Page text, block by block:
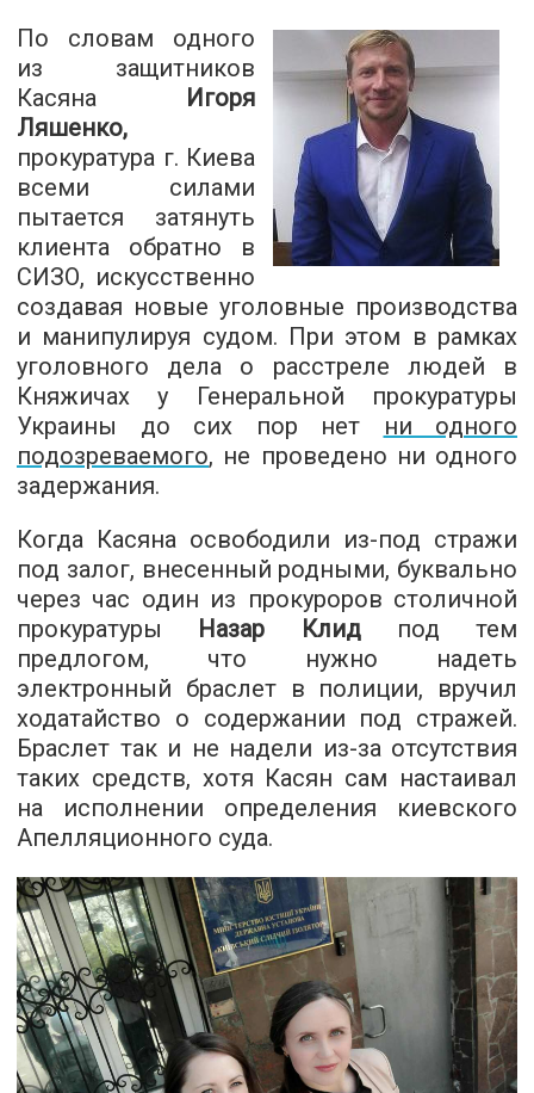
По словам одного
из защитников
Касяна Игоря
Ляшенко,
прокуратура г. Киева
всеми силами
пытается затянуть
клиента обратно в
СИЗО, искусственно
создавая новые уголовные производства
и манипулируя судом. При этом в рамках
уголовного дела о расстреле людей в
Княжичах у Генеральной прокуратуры
Украины до сих пор нет
ни одного
подозреваемого, не проведено ни одного
задержания.
Когда Касяна освободили из-под стражи
под залог, внесенный родными, буквально
через час один из прокуроров столичной
прокуратуры Назар Клидпод тем
предлогом, что нужно надеть
электронный браслет в полиции, вручил
ходатайство о содержании под стражей.
Браслет так и не надели из-за отсутствия
таких средств, хотя Касян сам настаивал
на исполнении определения киевского
Апелляционного суда.